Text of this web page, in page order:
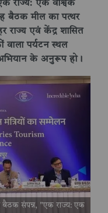
राज्य: एक वैश्विक
बैठक मील का पत्थर
राज्य एवं केंद्र शासित
पर्यटन स्थल
के अनुरूप हो।
बैठक संपन्न, "एक राज्य: एक